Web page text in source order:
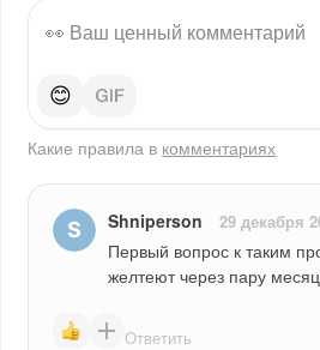
😊
Какие правила в комментариях
Shniperson 29 декабря
Первый вопрос к таким
желтеют через пару
Ответить